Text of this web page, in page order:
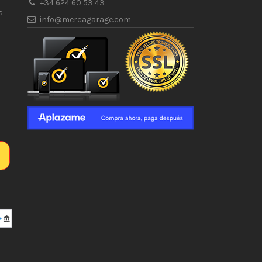
+34 624 60 53 43
info@mercagarage.com